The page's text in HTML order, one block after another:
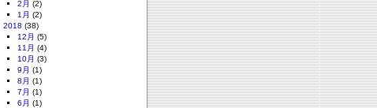
2月 (2)
1月 (2)
2018 (38)
12月 (5)
11月 (4)
10月 (3)
9月 (1)
8月 (1)
7月 (1)
6月 (1)